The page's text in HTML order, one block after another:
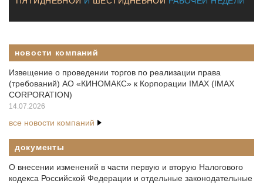
новости компаний
Извещение о проведении торгов по реализации права
(требований) АО «КИНОМАКС» к Корпорации IMAX (IMAX
CORPORATION)
14.07.2026
все новости компаний
документы
О внесении изменений в части первую и вторую Налогового
кодекса Российской Федерации и отдельные законодательные